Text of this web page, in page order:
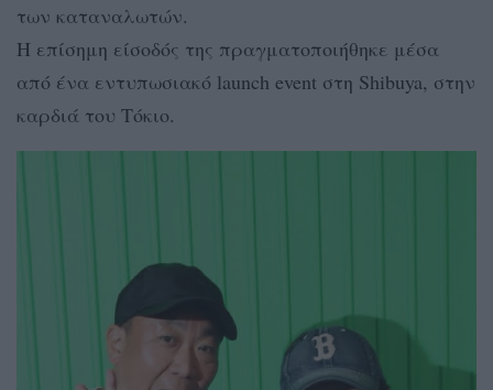
των καταναλωτών.
Η επίσημη είσοδός της πραγματοποιήθηκε μέσα
από ένα εντυπωσιακό launch event στη Shibuya, στην
καρδιά του Τόκιο.